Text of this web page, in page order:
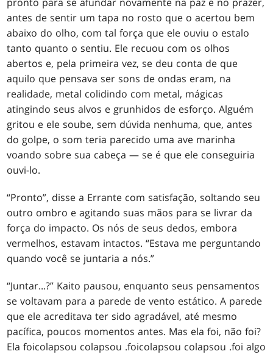
antes de sentir um tapa no rosto que o acertou bem
abaixo do olho, com tal força que ele ouviu o estalo
tanto quanto o sentiu. Ele recuou com os olhos
abertos e, pela primeira vez, se deu conta de que
aquilo que pensava ser sons de ondas eram, na
realidade, metal colidindo com metal, mágicas
atingindo seus alvos e grunhidos de esforço. Alguém
gritou e ele soube, sem dúvida nenhuma, que, antes
do golpe, o som teria parecido uma ave marinha
voando sobre sua cabeça — se é que ele conseguiria
ouvi-lo.
“Pronto”, disse a Errante com satisfação, soltando seu
outro ombro e agitando suas mãos para se livrar da
força do impacto. Os nós de seus dedos, embora
vermelhos, estavam intactos. “Estava me perguntando
quando você se juntaria a nós.”
“Juntar...?” Kaito pausou, enquanto seus pensamentos
se voltavam para a parede de vento estático. A parede
que ele acreditava ter sido agradável, até mesmo
pacífica, poucos momentos antes. Mas ela foi, não foi?
Ela foicolapsou colapsou .foicolapsou colapsou .foi algo